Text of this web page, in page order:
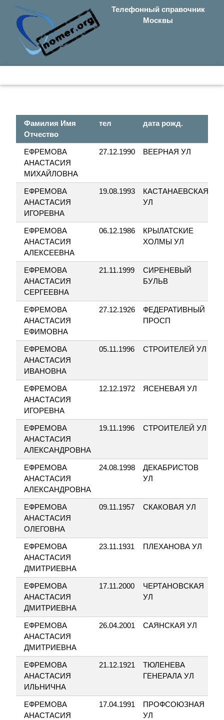
Телефонный справочник
Москвы
Фамилия Имя
Отчество
тел дата рожд.
ЕФРЕМОВА
АНАСТАСИЯ
МИХАЙЛОВНА
27.12.1990 ВЕЕРНАЯ УЛ
ЕФРЕМОВА
АНАСТАСИЯ
ИГОРЕВНА
19.08.1993
КАСТАНАЕВСКАЯ
УЛ
ЕФРЕМОВА
АНАСТАСИЯ
АЛЕКСЕЕВНА
06.12.1986
КРЫЛАТСКИЕ
ХОЛМЫ УЛ
ЕФРЕМОВА
АНАСТАСИЯ
СЕРГЕЕВНА
21.11.1999
СИРЕНЕВЫЙ
БУЛЬВ
ЕФРЕМОВА
АНАСТАСИЯ
ЕФИМОВНА
27.12.1926
ФЕДЕРАТИВНЫЙ
ПРОСП
ЕФРЕМОВА
АНАСТАСИЯ
ИВАНОВНА
05.11.1996 СТРОИТЕЛЕЙ УЛ
ЕФРЕМОВА
АНАСТАСИЯ
ИГОРЕВНА
12.12.1972 ЯСЕНЕВАЯ УЛ
ЕФРЕМОВА
АНАСТАСИЯ
АЛЕКСАНДРОВНА
19.11.1996 СТРОИТЕЛЕЙ УЛ
ЕФРЕМОВА
АНАСТАСИЯ
АЛЕКСАНДРОВНА
24.08.1998
ДЕКАБРИСТОВ
УЛ
ЕФРЕМОВА
АНАСТАСИЯ
ОЛЕГОВНА
09.11.1957 СКАКОВАЯ УЛ
ЕФРЕМОВА
АНАСТАСИЯ
ДМИТРИЕВНА
23.11.1931 ПЛЕХАНОВА УЛ
ЕФРЕМОВА
АНАСТАСИЯ
ДМИТРИЕВНА
17.11.2000
ЧЕРТАНОВСКАЯ
УЛ
ЕФРЕМОВА
АНАСТАСИЯ
ДМИТРИЕВНА
26.04.2001 САЯНСКАЯ УЛ
ЕФРЕМОВА
АНАСТАСИЯ
ИЛЬНИЧНА
21.12.1921
ТЮЛЕНЕВА
ГЕНЕРАЛА УЛ
ЕФРЕМОВА
АНАСТАСИЯ
17.04.1991
ПРОФСОЮЗНАЯ
УЛ